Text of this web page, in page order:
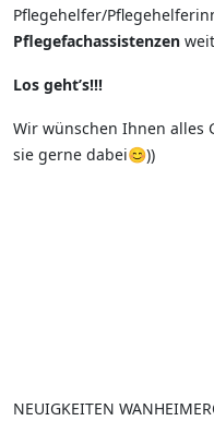
Pflegehelfer/
Pflegefachassistenzen
Los geht’s!!!
Wir wünschen Ihnen alles
sie gerne dabei😊))
NEUIGKEITEN